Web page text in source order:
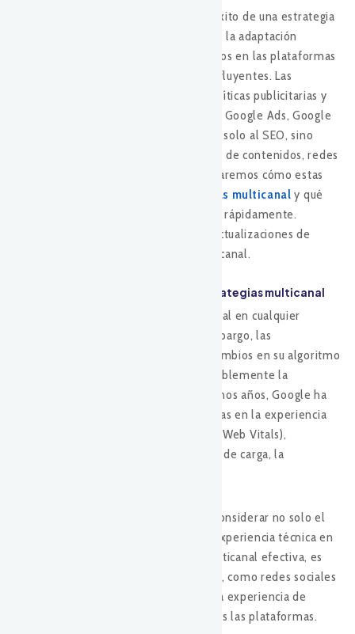
En el mundo del marketing digital, el éxito de una estrategia
multicanal depende en gran medida de la adaptación
constante a las actualizaciones y cambios en las plataformas
clave, siendo Google una de las más influyentes. Las
actualizaciones de su algoritmo, sus políticas publicitarias y
las mejoras en sus herramientas (como Google Ads, Google
Analytics o Search Console) afectan no solo al SEO, sino
también a campañas de PPC, marketing de contenidos, redes
sociales y más. En este artículo, exploraremos cómo estas
estrategias multicanal y qué
pueden hacer las marcas para ajustarse rápidamente.
Quédate con nosotros y descubre las actualizaciones de
google y su efecto en estrategias multicanal.
1. Impacto en el SEO y su rol en las estrategias multicanal
El SEO sigue siendo un pilar fundamental en cualquier
estrategia de marketing digital. Sin embargo, las
actualizaciones de Google, como los cambios en su algoritmo
de búsqueda, pueden afectar considerablemente la
visibilidad de los sitios web. En los últimos años, Google ha
implementado actualizaciones centradas en la experiencia
del usuario (como la actualización Core Web Vitals),
priorizando factores como la velocidad de carga, la
Este enfoque obliga a las empresas a considerar no solo el
contenido relevante, sino también la experiencia técnica en
sus estrategias. Para una estrategia multicanal efectiva, es
crucial alinear el SEO con otros canales, como redes sociales
y campañas pagadas, asegurando que la experiencia de
usuario sea consistente y fluida en todas las plataformas.